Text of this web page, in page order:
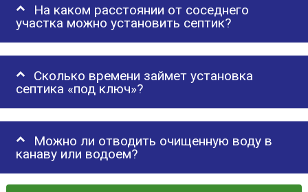
На каком расстоянии от соседнего
участка можно установить септик?
Сколько времени займет установка
септика «под ключ»?
Можно ли отводить очищенную воду в
канаву или водоем?